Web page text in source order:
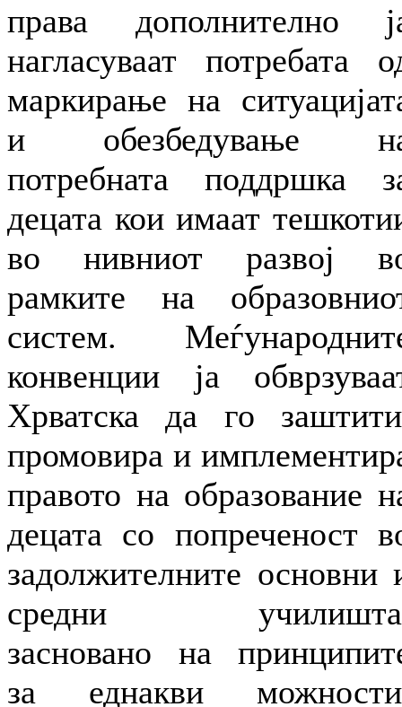
права дополнително
нагласуваат потребата
маркирање на
и обезбедување
потребната поддршка
децата кои имаат
во нивниот развој
рамките на
систем.
конвенции ја
Хрватска да го
промовира и
правото на образование
децата со попреченост
задолжителните основни
средни
засновано на
за еднакви